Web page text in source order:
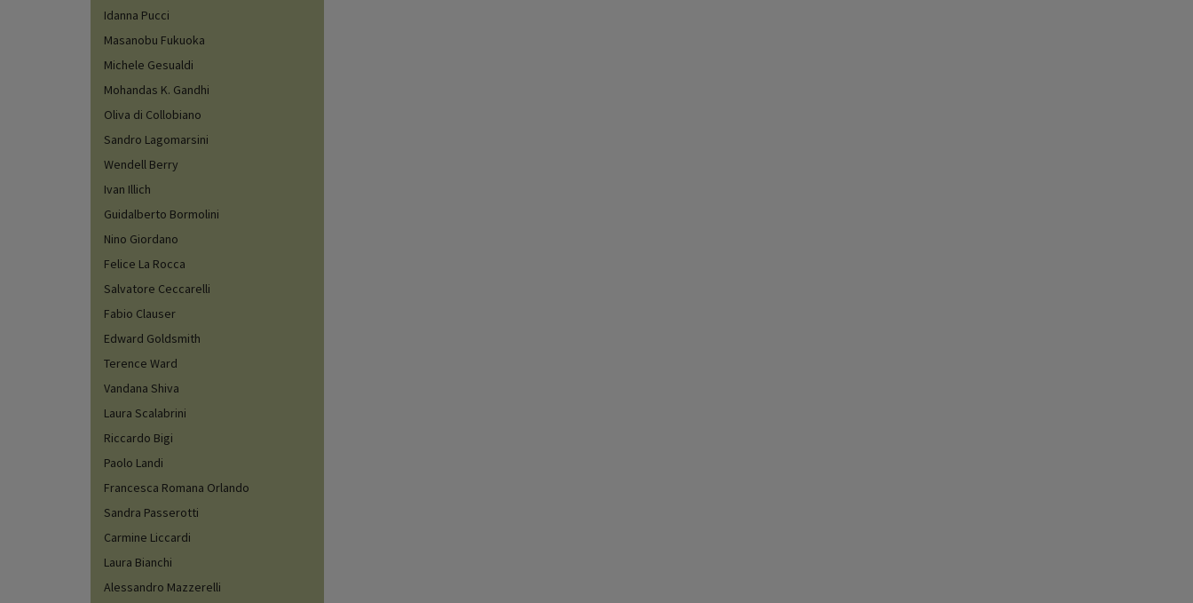
Idanna Pucci
Masanobu Fukuoka
Michele Gesualdi
Mohandas K. Gandhi
Oliva di Collobiano
Sandro Lagomarsini
Wendell Berry
Ivan Illich
Guidalberto Bormolini
Nino Giordano
Felice La Rocca
Salvatore Ceccarelli
Fabio Clauser
Edward Goldsmith
Terence Ward
Vandana Shiva
Laura Scalabrini
Riccardo Bigi
Paolo Landi
Francesca Romana Orlando
Sandra Passerotti
Carmine Liccardi
Laura Bianchi
Alessandro Mazzerelli